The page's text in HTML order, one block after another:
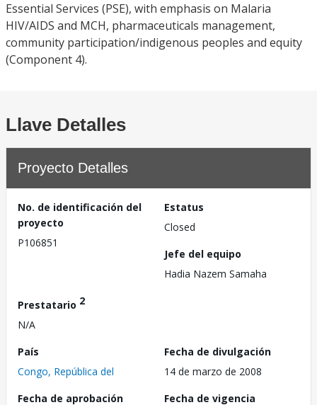
Essential Services (PSE), with emphasis on Malaria
HIV/AIDS and MCH, pharmaceuticals management,
community participation/indigenous peoples and equity
(Component 4).
Llave Detalles
Proyecto Detalles
No. de identificación del
proyecto
P106851
Estatus
Closed
Jefe del equipo
Hadia Nazem Samaha
Prestatario 2
N/A
País
Congo, República del
Fecha de divulgación
14 de marzo de 2008
Fecha de aprobación
Fecha de vigencia